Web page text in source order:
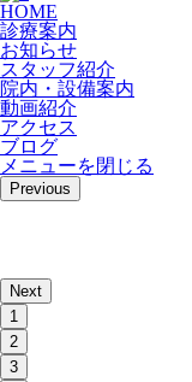
HOME
診療案内
お知らせ
スタッフ紹介
院内・ 設備案内
動画紹介
アクセス
ブログ
メニューを閉じる
Previous
Next
1
2
3